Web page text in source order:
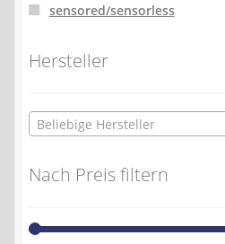
sensored/sensorless
Hersteller
Beliebige Hersteller
Nach Preis filtern